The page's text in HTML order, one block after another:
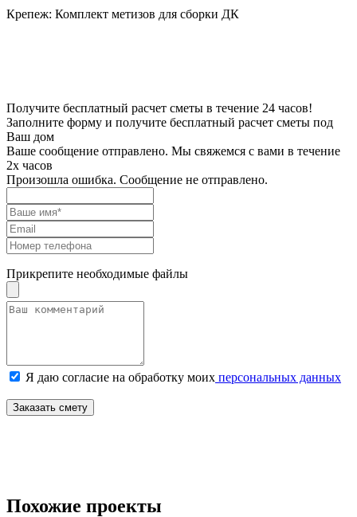
Крепеж: Комплект метизов для сборки ДК
Получите бесплатный расчет сметы в течение 24 часов!
Заполните форму и получите бесплатный расчет сметы под
Ваш дом
Ваше сообщение отправлено. Мы свяжемся с вами в течение
2х часов
Произошла ошибка. Сообщение не отправлено.
Прикрепите необходимые файлы
Я даю согласие на обработку моих персональных данных
Заказать смету
Похожие проекты